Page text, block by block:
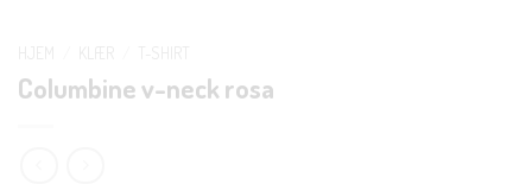
Columbine v-neck rosa